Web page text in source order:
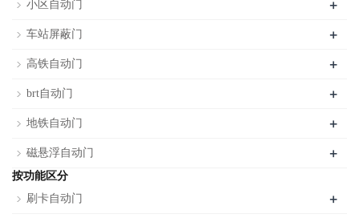
小区自动门 +
车站屏蔽门 +
高铁自动门 +
brt自动门 +
地铁自动门 +
磁悬浮自动门 +
按功能区分
刷卡自动门
+